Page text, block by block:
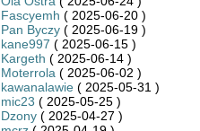
Fascyemh ( 2025-06-20 )
Pan Byczy( 2025-06-19 )
kane997 ( 2025-06-15 )
Kargeth ( 2025-06-14 )
Moterrola ( 2025-06-02 )
kawanalawie( 2025-05-31 )
mic23 ( 2025-05-25 )
Dzony( 2025-04-27 )